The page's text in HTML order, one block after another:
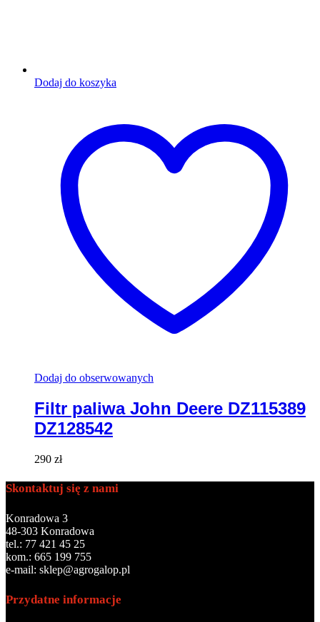
Dodaj do koszyka
Dodaj do obserwowanych
Filtr paliwa John Deere DZ115389
DZ128542
290 zł
Skontaktuj się z nami
Konradowa 3
48-303 Konradowa
tel.: 77 421 45 25
kom.: 665 199 755
e-mail: sklep@agrogalop.pl
Przydatne informacje